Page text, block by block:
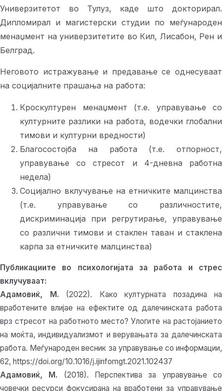
Универзитетот во Тулуз, каде што докторирал.
Дипломирал и магистерски студии по меѓународен
менаџмент на универзитетите во Кил, Лисабон, Рен и
Белград.
Неговото истражување и предавање се однесуваат
на социјалните прашања на работа:
Кроскултурен менаџмент (т.е. управување со
културните разлики на работа, водечки глобални
тимови и културни вредности)
Благосостојба на работа (т.е. отпорност,
управување со стресот и 4-дневна работна
недела)
Социјално вклучување на етничките малцинства
(т.е. управување со различностите,
дискриминација при регрутирање, управување
со различни тимови и стаклен таван и стаклена
карпа за етничките малцинства)
Публикациите во психологијата за работа и стрес
вклучуваат:
Адамовиќ, М. (2022). Како културната позадина на
вработените влијае на ефектите од далечинската работа
врз стресот на работното место? Улогите на растојанието
на моќта, индивидуализмот и верувањата за далечинската
работа. Меѓународен весник за управување со информации,
62, https://doi.org/10.1016/j.ijinfomgt.2021.102437
Адамовиќ, М. (2018). Перспектива за управување со
човечки ресурси фокусирана на вработени за управување